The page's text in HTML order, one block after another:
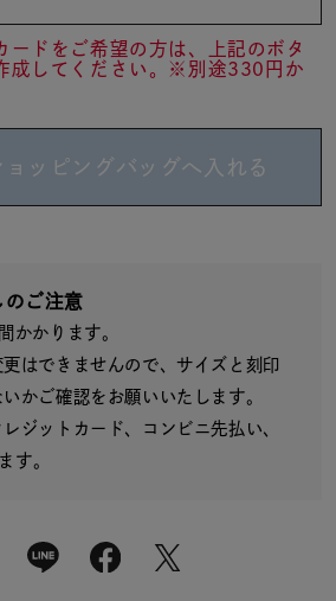
ードをご希望の方は、上記のボタ
成してください。※別途330円か
(tax
in)
ョッピングバッグへ入れる
のご注意
かかります。
はできませんので、サイズと刻印
かご確認をお願いいたします。
ジットカード、コンビニ先払い、
す。